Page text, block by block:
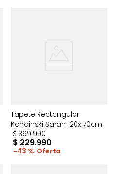
Tapete Rectangular
Kandinski Sarah 120x170cm
$ 399.990
$ 229.990
43 %